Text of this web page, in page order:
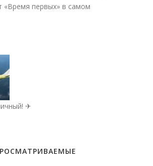
«Время первых» в самом
✈